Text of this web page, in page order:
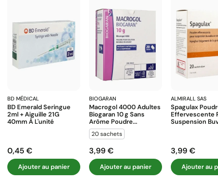
BD MÉDICAL
BD Emerald Seringue
2ml + Aiguille 21G
40mm À L'unité
Prix
0,45 €
Ajouter au panier
BIOGARAN
Macrogol 4000 Adultes
Biogaran 10 G Sans
Arôme Poudre...
20 sachets
Prix
3,99 €
Ajouter au panier
ALMIRALL SAS
Spagulax
Effervescente
Suspension
Prix
3,99 €
Ajouter au